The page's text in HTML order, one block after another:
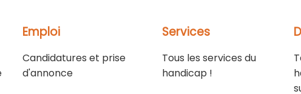
Emploi
Candidatures et prise
d'annonce
Services
Tous les services du
handicap !